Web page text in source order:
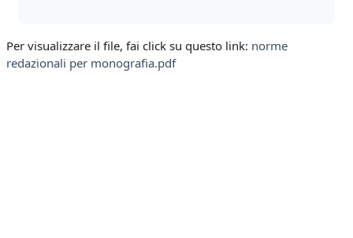
Per visualizzare il file, fai click su questo link: norme
redazionali per monografia.pdf